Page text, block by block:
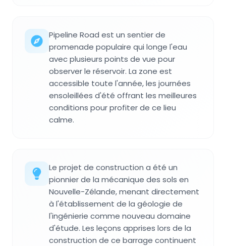
Pipeline Road est un sentier de
promenade populaire qui longe l'eau
avec plusieurs points de vue pour
observer le réservoir. La zone est
accessible toute l'année, les journées
ensoleillées d'été offrant les meilleures
conditions pour profiter de ce lieu
calme.
Le projet de construction a été un
pionnier de la mécanique des sols en
Nouvelle-Zélande, menant directement
à l'établissement de la géologie de
l'ingénierie comme nouveau domaine
d'étude. Les leçons apprises lors de la
construction de ce barrage continuent